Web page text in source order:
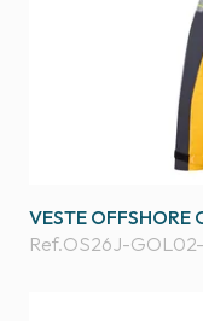
VESTE
Ref.OS26J-